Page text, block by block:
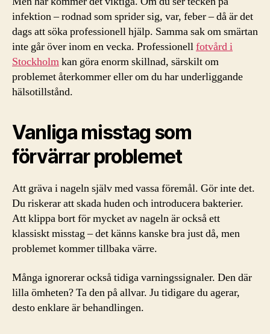
infektion – rodnad som sprider sig, var, feber – då är det
dags att söka professionell hjälp. Samma sak om smärtan
inte går över inom en vecka. Professionellfotvård i
Stockholmkan göra enorm skillnad, särskilt om
problemet återkommer eller om du har underliggande
hälsotillstånd.
Vanliga misstag som
förvärrar problemet
Att gräva i nageln själv med vassa föremål. Gör inte det.
Du riskerar att skada huden och introducera bakterier.
Att klippa bort för mycket av nageln är också ett
klassiskt misstag – det känns kanske bra just då, men
problemet kommer tillbaka värre.
Många ignorerar också tidiga varningssignaler. Den där
lilla ömheten? Ta den på allvar. Ju tidigare du agerar,
desto enklare är behandlingen.